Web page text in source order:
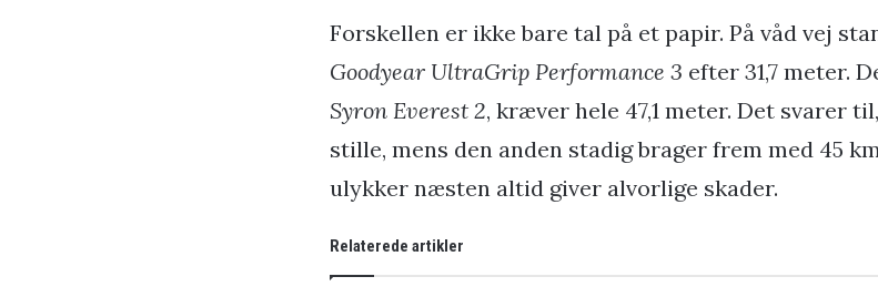
Forskellen er ikke bare tal på et papir. På våd vej
Goodyear UltraGrip Performance 3 efter 31,7 meter.
Syron Everest 2, kræver hele 47,1 meter. Det svarer
stille, mens den anden stadig brager frem med 45
ulykker næsten altid giver alvorlige skader.
Relaterede artikler